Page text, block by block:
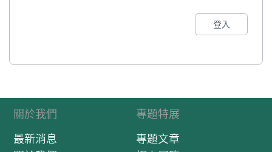
登入
關於我們
最新消息
專題特展
專題文章